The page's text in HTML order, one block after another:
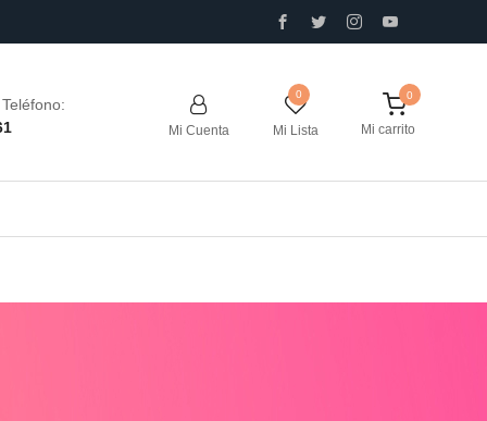
Mi Cuenta Mi Lista Mi carrito
0